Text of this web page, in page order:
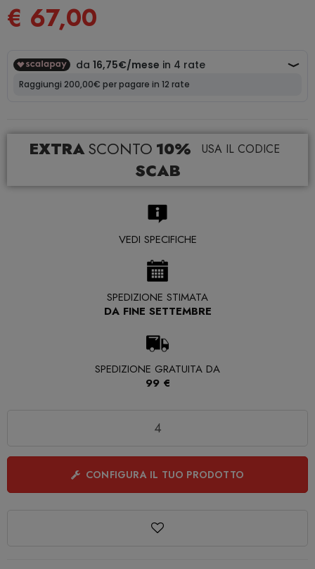
€ 67,00
EXTRA SCONTO 10% USA IL CODICE
SCAB
VEDI SPECIFICHE
SPEDIZIONE STIMATA
DA FINE SETTEMBRE
SPEDIZIONE GRATUITA DA
99 €
CONFIGURA IL TUO PRODOTTO